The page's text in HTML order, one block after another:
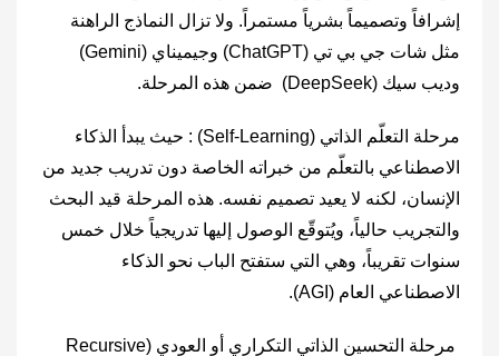
إشرافاً وتصميماً بشرياً مستمراً. ولا تزال النماذج الراهنة
مثل شات جي بي تي (‎ChatGPT‎) وجيميناي (‎Gemini‎)
وديب سيك (‎DeepSeek‎) ضمن هذه المرحلة.
مرحلة التعلّم الذاتي (‎Self-Learning‎) : حيث يبدأ الذكاء
الاصطناعي بالتعلّم من خبراته الخاصة دون تدريب جديد من
الإنسان، لكنه لا يعيد تصميم نفسه. هذه المرحلة قيد البحث
والتجريب حالياً، ويُتوقّع الوصول إليها تدريجياً خلال خمس
سنوات تقريباً، وهي التي ستفتح الباب نحو الذكاء
الاصطناعي العام (AGI).
مرحلة التحسين الذاتي التكراري أو العودي (‎Recursive